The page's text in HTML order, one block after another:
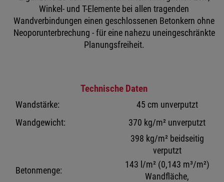
Winkel- und T-Elemente bei allen tragenden
Wandverbindungen einen geschlossenen Betonkern ohne
Neoporunterbrechung - für eine nahezu uneingeschränkte
Planungsfreiheit.
Technische Daten
Wandstärke:
45 cm unverputzt
Wandgewicht:
370 kg/m² unverputzt
398 kg/m² beidseitig
verputzt
Betonmenge:
143 l/m² (0,143 m³/m²)
Wandfläche,